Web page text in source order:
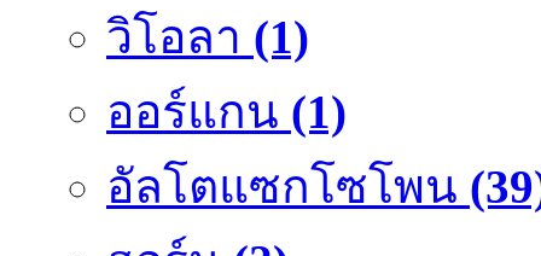
วิโอลา (1)
ออร์แกน (1)
อัลโตแซกโซโพน